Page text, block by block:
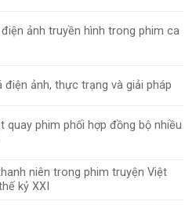
ảnh truyền hình trong phim ca
điện ảnh, thực trạng và giải pháp
quay phim phối hợp đồng bộ nhiều
niên trong phim truyện Việt
kỷ XXI